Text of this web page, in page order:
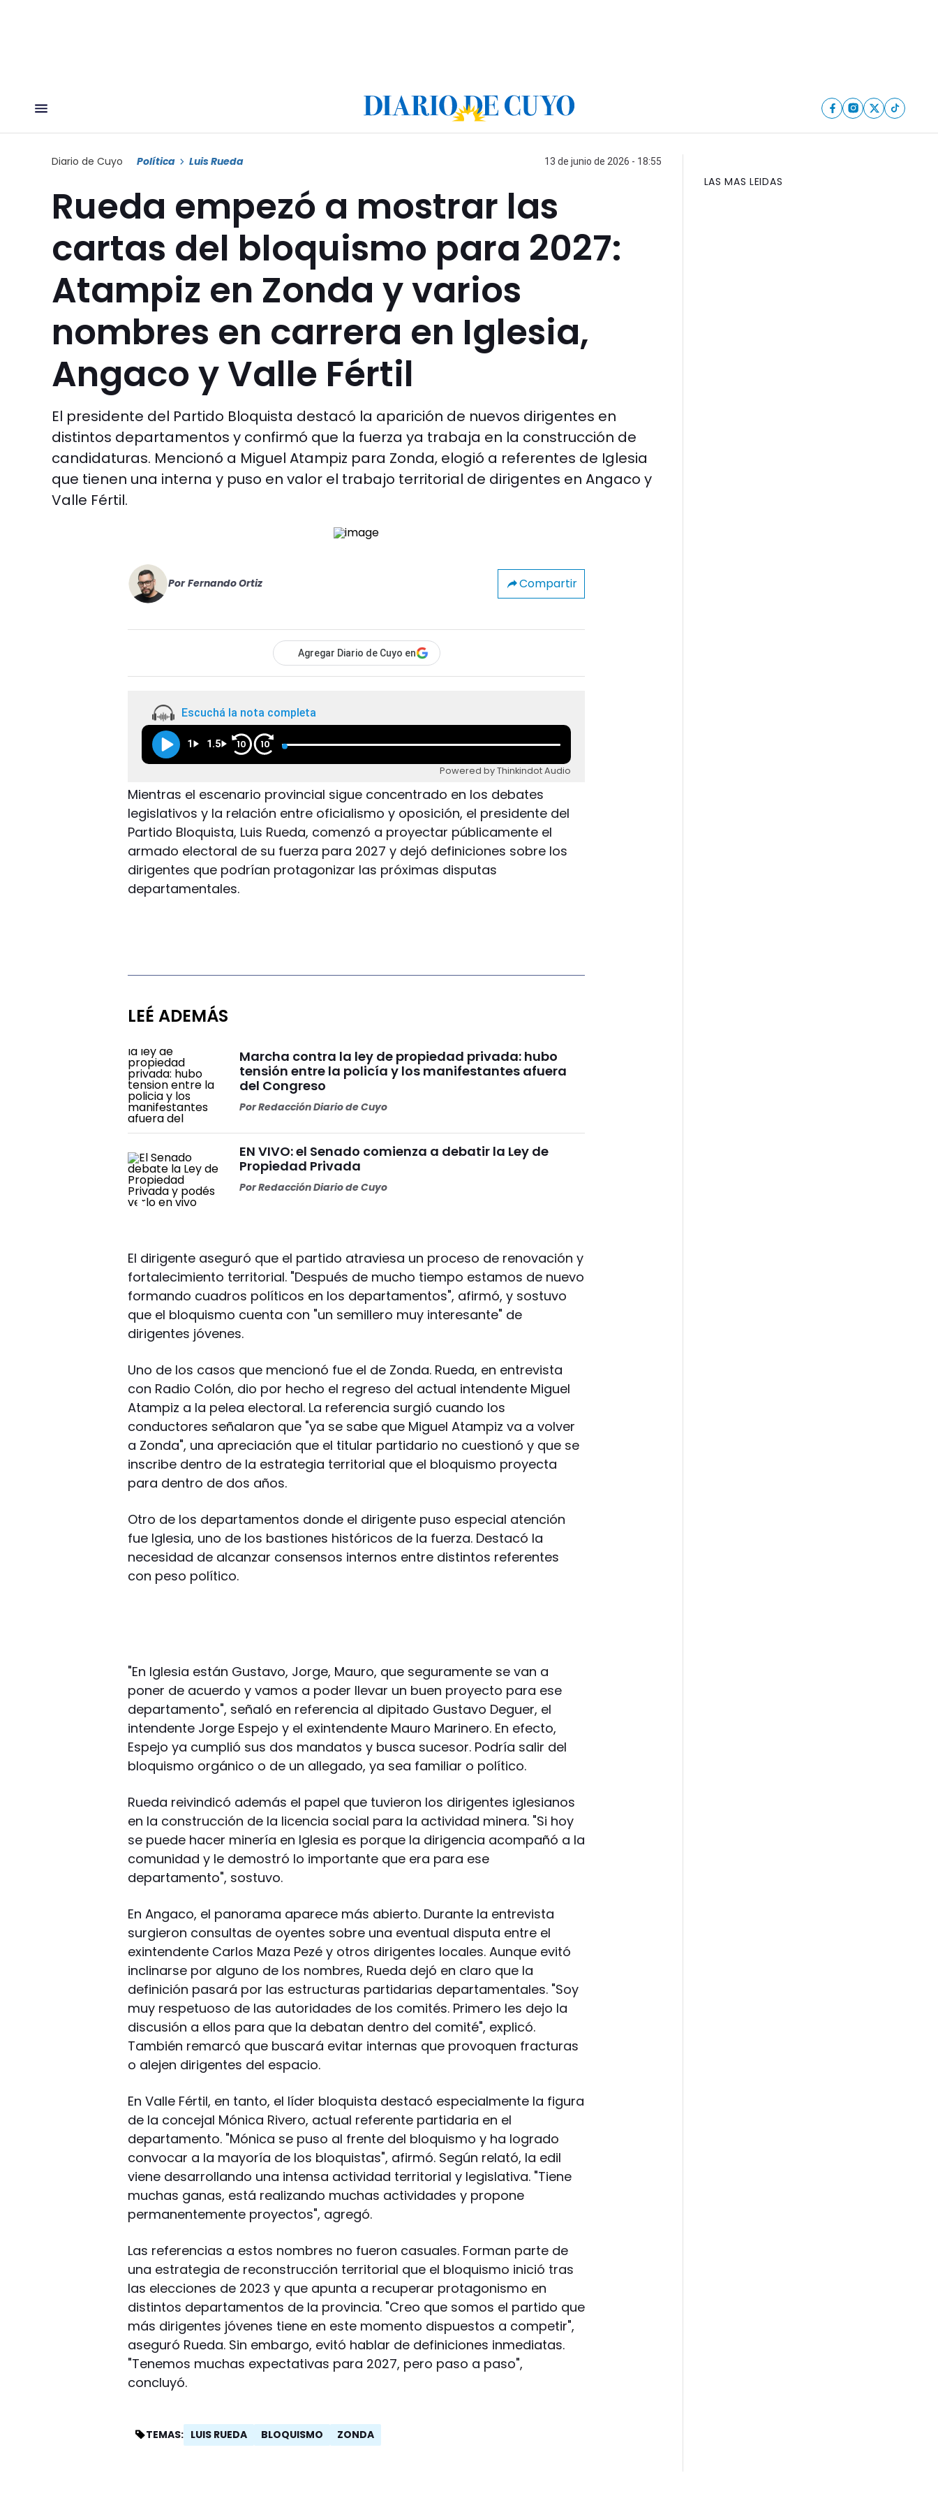
Diario de Cuyo Política Luis Rueda 13 de junio de 2026 - 18:55
Rueda empezó a mostrar las
cartas del bloquismo para 2027:
Atampiz en Zonda y varios
nombres en carrera en Iglesia,
Angaco y Valle Fértil
El presidente del Partido Bloquista destacó la aparición de nuevos dirigentes en
distintos departamentos y confirmó que la fuerza ya trabaja en la construcción de
candidaturas. Mencionó a Miguel Atampiz para Zonda, elogió a referentes de Iglesia
que tienen una interna y puso en valor el trabajo territorial de dirigentes en Angaco y
Valle Fértil.
Por Fernando Ortiz Compartir
Agregar Diario de Cuyo en
Escuchá la nota completa
1 1.5 10 10
Powered by Thinkindot Audio
Mientras el escenario provincial sigue concentrado en los debates
legislativos y la relación entre oficialismo y oposición, el presidente del
Partido Bloquista, Luis Rueda, comenzó a proyectar públicamente el
armado electoral de su fuerza para 2027 y dejó definiciones sobre los
dirigentes que podrían protagonizar las próximas disputas
departamentales.
LEÉ ADEMÁS
Marcha contra la ley de propiedad privada: hubo
tensión entre la policía y los manifestantes afuera
del Congreso
PorRedacción Diario de Cuyo
EN VIVO: el Senado comienza a debatir la Ley de
Propiedad Privada
PorRedacción Diario de Cuyo
El dirigente aseguró que el partido atraviesa un proceso de renovación y
fortalecimiento territorial. "Después de mucho tiempo estamos de nuevo
formando cuadros políticos en los departamentos", afirmó, y sostuvo
que el bloquismo cuenta con "un semillero muy interesante" de
dirigentes jóvenes.
Uno de los casos que mencionó fue el de Zonda. Rueda, en entrevista
con Radio Colón, dio por hecho el regreso del actual intendente Miguel
Atampiz a la pelea electoral. La referencia surgió cuando los
conductores señalaron que "ya se sabe que Miguel Atampiz va a volver
a Zonda", una apreciación que el titular partidario no cuestionó y que se
inscribe dentro de la estrategia territorial que el bloquismo proyecta
para dentro de dos años.
Otro de los departamentos donde el dirigente puso especial atención
fue Iglesia, uno de los bastiones históricos de la fuerza. Destacó la
necesidad de alcanzar consensos internos entre distintos referentes
con peso político.
"En Iglesia están Gustavo, Jorge, Mauro, que seguramente se van a
poner de acuerdo y vamos a poder llevar un buen proyecto para ese
departamento", señaló en referencia al dipitado Gustavo Deguer, el
intendente Jorge Espejo y el exintendente Mauro Marinero. En efecto,
Espejo ya cumplió sus dos mandatos y busca sucesor. Podría salir del
bloquismo orgánico o de un allegado, ya sea familiar o político.
Rueda reivindicó además el papel que tuvieron los dirigentes iglesianos
en la construcción de la licencia social para la actividad minera. "Si hoy
se puede hacer minería en Iglesia es porque la dirigencia acompañó a la
comunidad y le demostró lo importante que era para ese
departamento", sostuvo.
En Angaco, el panorama aparece más abierto. Durante la entrevista
surgieron consultas de oyentes sobre una eventual disputa entre el
exintendente Carlos Maza Pezé y otros dirigentes locales. Aunque evitó
inclinarse por alguno de los nombres, Rueda dejó en claro que la
definición pasará por las estructuras partidarias departamentales. "Soy
muy respetuoso de las autoridades de los comités. Primero les dejo la
discusión a ellos para que la debatan dentro del comité", explicó.
También remarcó que buscará evitar internas que provoquen fracturas
o alejen dirigentes del espacio.
En Valle Fértil, en tanto, el líder bloquista destacó especialmente la figura
de la concejal Mónica Rivero, actual referente partidaria en el
departamento. "Mónica se puso al frente del bloquismo y ha logrado
convocar a la mayoría de los bloquistas", afirmó. Según relató, la edil
viene desarrollando una intensa actividad territorial y legislativa. "Tiene
muchas ganas, está realizando muchas actividades y propone
permanentemente proyectos", agregó.
Las referencias a estos nombres no fueron casuales. Forman parte de
una estrategia de reconstrucción territorial que el bloquismo inició tras
las elecciones de 2023 y que apunta a recuperar protagonismo en
distintos departamentos de la provincia. "Creo que somos el partido que
más dirigentes jóvenes tiene en este momento dispuestos a competir",
aseguró Rueda. Sin embargo, evitó hablar de definiciones inmediatas.
"Tenemos muchas expectativas para 2027, pero paso a paso",
concluyó.
TEMAS: LUIS RUEDA BLOQUISMO ZONDA
LAS MAS LEIDAS